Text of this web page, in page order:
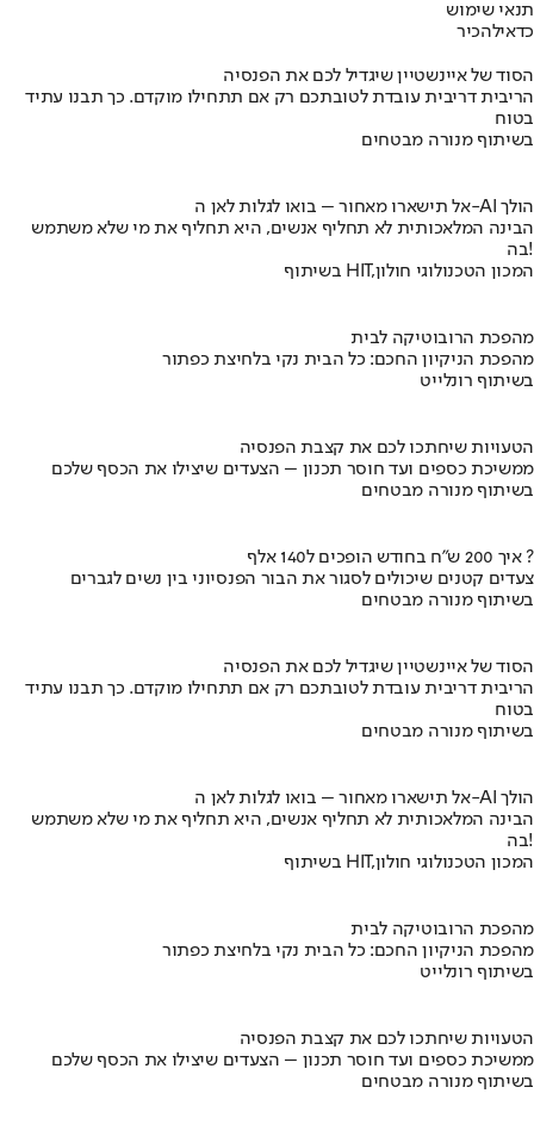
תנאי שימוש
כדאילהכיר
הסוד של איינשטיין שיגדיל לכם את הפנסיה
הריבית דריבית עובדת לטובתכם רק אם תתחילו מוקדם. כך תבנו עתיד
בטוח
בשיתוף מנורה מבטחים
אל תישארו מאחור – בואו לגלות לאן ה-AI הולך
הבינה המלאכותית לא תחליף אנשים, היא תחליף את מי שלא משתמש
בה!
בשיתוף HIT,המכון הטכנולוגי חולון
מהפכת הרובוטיקה לבית
מהפכת הניקיון החכם: כל הבית נקי בלחיצת כפתור
בשיתוף רונלייט
הטעויות שיחתכו לכם את קצבת הפנסיה
ממשיכת כספים ועד חוסר תכנון – הצעדים שיצילו את הכסף שלכם
בשיתוף מנורה מבטחים
איך 200 ש"ח בחודש הופכים ל140 אלף ?
צעדים קטנים שיכולים לסגור את הבור הפנסיוני בין נשים לגברים
בשיתוף מנורה מבטחים
הסוד של איינשטיין שיגדיל לכם את הפנסיה
הריבית דריבית עובדת לטובתכם רק אם תתחילו מוקדם. כך תבנו עתיד
בטוח
בשיתוף מנורה מבטחים
אל תישארו מאחור – בואו לגלות לאן ה-AI הולך
הבינה המלאכותית לא תחליף אנשים, היא תחליף את מי שלא משתמש
בה!
בשיתוף HIT,המכון הטכנולוגי חולון
מהפכת הרובוטיקה לבית
מהפכת הניקיון החכם: כל הבית נקי בלחיצת כפתור
בשיתוף רונלייט
הטעויות שיחתכו לכם את קצבת הפנסיה
ממשיכת כספים ועד חוסר תכנון – הצעדים שיצילו את הכסף שלכם
בשיתוף מנורה מבטחים